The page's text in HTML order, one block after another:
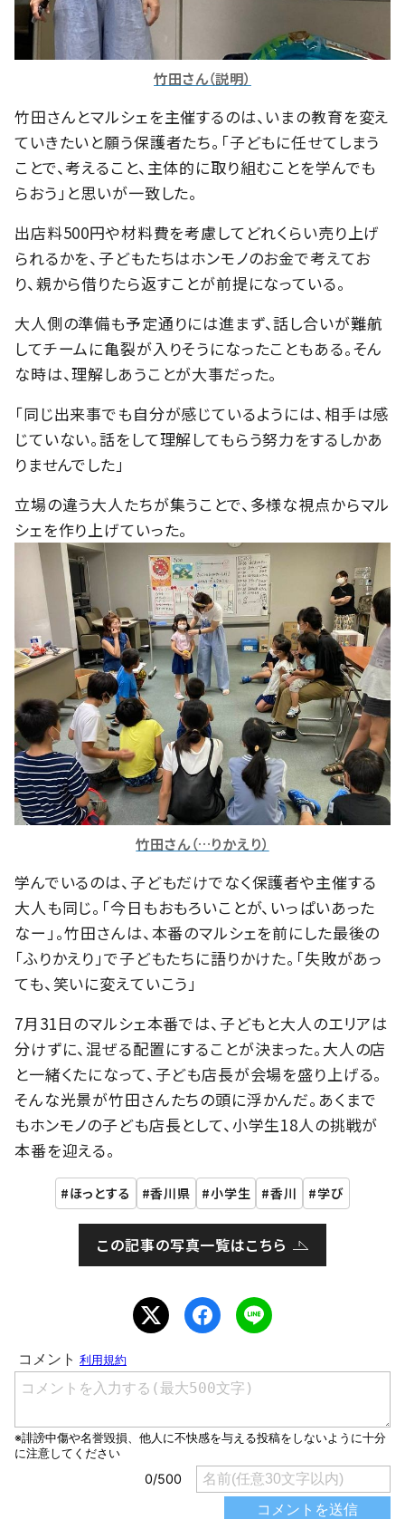
竹田さん（説明）
竹田さんとマルシェを主催するのは、いまの教育を変え
ていきたいと願う保護者たち。「子どもに任せてしまう
ことで、考えること、主体的に取り組むことを学んでも
らおう」と思いが一致した。
出店料500円や材料費を考慮してどれくらい売り上げ
られるかを、子どもたちはホンモノのお金で考えてお
り、親から借りたら返すことが前提になっている。
大人側の準備も予定通りには進まず、話し合いが難航
してチームに亀裂が入りそうになったこともある。そん
な時は、理解しあうことが大事だった。
「同じ出来事でも自分が感じているようには、相手は感
じていない。話をして理解してもらう努力をするしかあ
りませんでした」
立場の違う大人たちが集うことで、多様な視点からマル
シェを作り上げていった。
竹田さん（…りかえり）
学んでいるのは、子どもだけでなく保護者や主催する
大人も同じ。「今日もおもろいことが、いっぱいあった
なー」。竹田さんは、本番のマルシェを前にした最後の
「ふりかえり」で子どもたちに語りかけた。「失敗があっ
ても、笑いに変えていこう」
7月31日のマルシェ本番では、子どもと大人のエリアは
分けずに、混ぜる配置にすることが決まった。大人の店
と一緒くたになって、子ども店長が会場を盛り上げる。
そんな光景が竹田さんたちの頭に浮かんだ。あくまで
もホンモノの子ども店長として、小学生18人の挑戦が
本番を迎える。
ほっとする 香川県 小学生 香川 学び
この記事の写真一覧はこちら